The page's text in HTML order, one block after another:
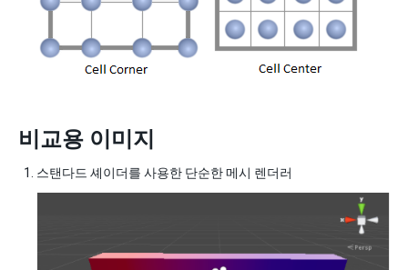
비교용 이미지
스탠다드 셰이더를 사용한 단순한 메시 렌더러